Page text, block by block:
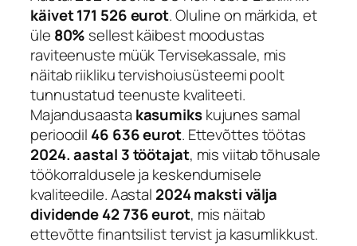
käivet 171 526 eurot. Oluline on märkida, et
üle 80% sellest käibest moodustas
raviteenuste müük Tervisekassale, mis
näitab riikliku tervishoiusüsteemi poolt
tunnustatud teenuste kvaliteeti.
Majandusaasta kasumikskujunes samal
perioodil 46 636 eurot. Ettevõttes töötas
2024. aastal 3 töötajat, mis viitab tõhusale
töökorraldusele ja keskendumisele
kvaliteedile. Aastal 2024 maksti välja
dividende 42 736 eurot, mis näitab
ettevõtte finantsilist tervist ja kasumlikkust.